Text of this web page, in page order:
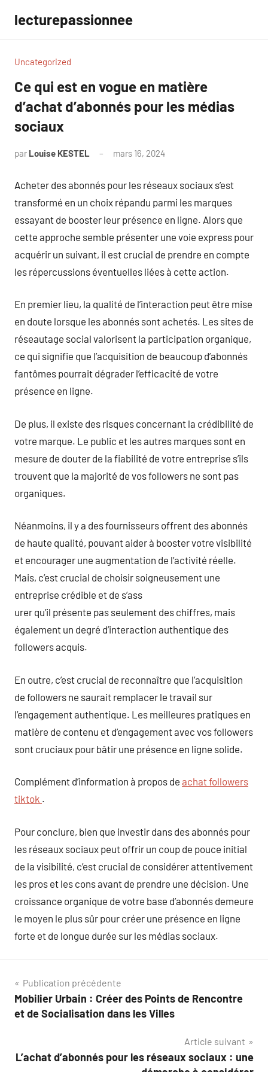
contenu
lecturepassionnee
Uncategorized
Ce qui est en vogue en matière
d’achat d’abonnés pour les médias
sociaux
par Louise KESTEL mars 16, 2024
Acheter des abonnés pour les réseaux sociaux s’est
transformé en un choix répandu parmi les marques
essayant de booster leur présence en ligne. Alors que
cette approche semble présenter une voie express pour
acquérir un suivant, il est crucial de prendre en compte
les répercussions éventuelles liées à cette action.
En premier lieu, la qualité de l’interaction peut être mise
en doute lorsque les abonnés sont achetés. Les sites de
réseautage social valorisent la participation organique,
ce qui signifie que l’acquisition de beaucoup d’abonnés
fantômes pourrait dégrader l’efficacité de votre
présence en ligne.
De plus, il existe des risques concernant la crédibilité de
votre marque. Le public et les autres marques sont en
mesure de douter de la fiabilité de votre entreprise s’ils
trouvent que la majorité de vos followers ne sont pas
organiques.
Néanmoins, il y a des fournisseurs offrent des abonnés
de haute qualité, pouvant aider à booster votre visibilité
et encourager une augmentation de l’activité réelle.
Mais, c’est crucial de choisir soigneusement une
entreprise crédible et de s’ass
urer qu’il présente pas seulement des chiffres, mais
également un degré d’interaction authentique des
followers acquis.
En outre, c’est crucial de reconnaître que l’acquisition
de followers ne saurait remplacer le travail sur
l’engagement authentique. Les meilleures pratiques en
matière de contenu et d’engagement avec vos followers
sont cruciaux pour bâtir une présence en ligne solide.
Complément d’information à propos de achat followers
tiktok .
Pour conclure, bien que investir dans des abonnés pour
les réseaux sociaux peut offrir un coup de pouce initial
de la visibilité, c’est crucial de considérer attentivement
les pros et les cons avant de prendre une décision. Une
croissance organique de votre base d’abonnés demeure
le moyen le plus sûr pour créer une présence en ligne
forte et de longue durée sur les médias sociaux.
Navigation
de
Publication précédente
Mobilier Urbain : Créer des Points de Rencontre
et de Socialisation dans les Villes
Article suivant
L’achat d’abonnés pour les réseaux sociaux : une